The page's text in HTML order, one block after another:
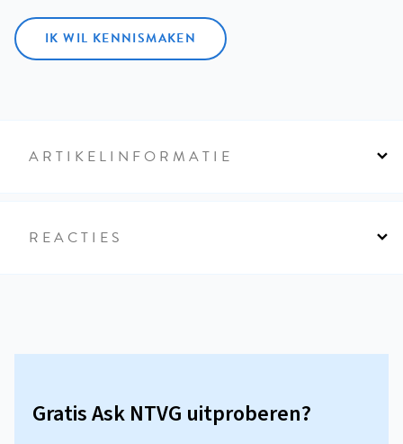
IK WIL KENNISMAKEN
ARTIKELINFORMATIE
REACTIES
Gratis Ask NTVG uitproberen?